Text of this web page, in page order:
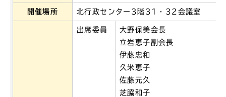
開催場所 北行政センター3階31・32会議室
出席委員
大野保美会長
立岩恵子副会長
伊藤忠和
久米恵子
佐藤元久
芝脇和子